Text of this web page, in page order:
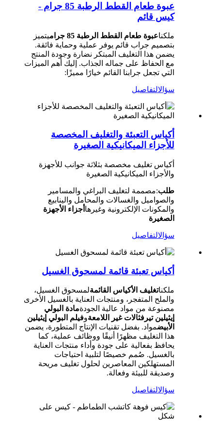
عبوة طعام القطط الرطبة 85 جرام -
كيس قائم
ملكناعبوة طعام القطط الرطبة 85 جرام
يتميز
بتصميم جراب قائم يوفر عملية وحماية فائقة.
يضمن هذا التغليف المبتكر نضارة وجودة المنتج
مع الحفاظ على جماله الجذاب. إليك أهم الميزات
التي تجعل جرابنا القائم خيارًا مميزًا:
سؤالالتفاصيل
أكياس التعبئة والتغليف المخصصة
للأجزاء الميكانيكية الصغيرة
أكياس تغليف مخصصة بثلاثة جوانب للأجهزة
والأجزاء الميكانيكية الصغيرة
طلب:مصممة لتغليف البراغي والمسامير
والصواميل والغسالات والمحامل والينابيع
والمكونات الإلكترونية وغيرها أجزاء الأجهزة
الصغيرة
سؤالالتفاصيل
أكياس تعبئة قائمة لمسحوق الغسيل
ملكناتغليف الأكياس القائمةلمسحوق الغسيل،
والملح المتفجر، ومنتجات العناية بالغسيل الأخرى
مصنوعة من مواد عالية الجودةمادة البولي
إيثيلين تيرفثالات غير اللامعةوفيلم البولي إيثيلين
الأبيضمواد. بفضل تقنيات الإنتاج المتطورة، يضمن
هذا التغليف مظهرًا أنيقًا ووظائف عملية، كما
يحافظ بفعالية على جودة وأداء منتجات العناية
بالغسيل. صُمم خصيصًا لتلبية احتياجات
المستهلكين المعاصرين لحلول تغليف مريحة
وصديقة للبيئة وفعالة.
سؤالالتفاصيل